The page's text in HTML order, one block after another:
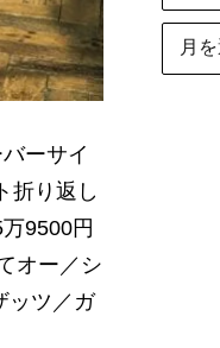
ーサイ
折り返し
9500円
オー／シ
ッツ／ガ